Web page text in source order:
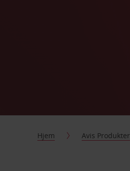
Hjem Avis Produkter